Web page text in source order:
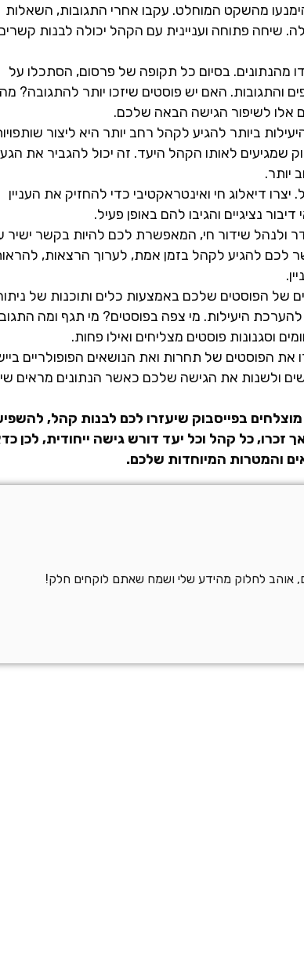
מהשקט המוחלט. עקבו אחרי התגובות, השאלות
שיחה פתוחה ועניינית עם הקהל יכולה לבנות
מהנתונים. בסיום כל תקופה של פרסום, הסתכלו על
והתגובות. האם יש פוסטים שיזכו יותר להתגובה?
אלו לשיפור הגישה הבאה שלכם.
ביותר להגיע לקהל רחב יותר היא ליצור
שמגיעים לאותו הקהל היעד. זה יכול להגביר את
יותר.
דיאלוג חי ואינטראקטיבי כדי להחזיק את העניין
נציגיים והגיבו להם באופן פעיל.
ולנהל שידור חי, המאפשרת לכם להיות בקשר ישיר
לכם להגיע לקהל בזמן אמת, לערוך הרצאות,
של הפוסטים שלכם באמצעות כלים ותוכנות של
היעילות. מי צפה בפוסטים? מי תגף ומה
וסגנונות פוסטים מצליחים ואילו פחות.
הפוסטים של תחרות ואת הנושאים הפופולריים
ולשנות את הגישה שלכם כאשר הנתונים מראים
בפייסבוק שיעזרו לכם לבנות קהל,
כל קהל וכל יעד דורש גישה ייחודית, לכן
והמטרות המיוחדות שלכם.
אוהב לחלוק מהידע שלי ושמח שאתם לוקחים חלק!